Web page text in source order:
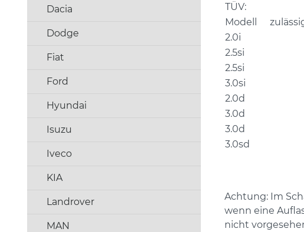
Dacia
Dodge
Fiat
Ford
Hyundai
Isuzu
Iveco
KIA
Landrover
MAN
TÜV:
Modell
2.0i
2.5si
2.5si
3.0si
2.0d
3.0d
3.0d
3.0sd
Achtung: Im
wenn eine
nicht